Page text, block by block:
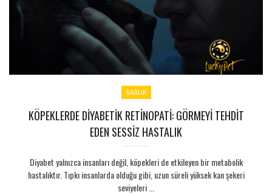
SAĞLIK
KÖPEKLERDE DIYABETIK RETINOPATI: GÖRMEYI TEHDIT
EDEN SESSIZ HASTALIK
Diyabet yalnızca insanları değil, köpekleri de etkileyen bir metabolik
hastalıktır. Tıpkı insanlarda olduğu gibi, uzun süreli yüksek kan şekeri
seviyeleri ...